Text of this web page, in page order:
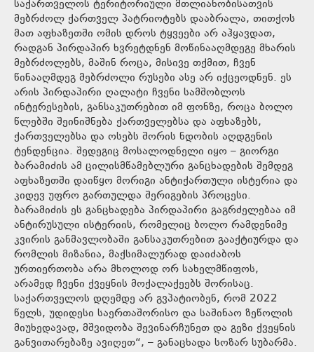
საქართველოს ტერიტორიული მთლიანობისათვის
მებრძოლ ქართველ პატრიოტებს დააბრალა, თითქოს
მათ აფხაზეთში ომის დროს ტყვეები არ აჰყავდათ,
რადგან პირდაპირ ხვრეტდნენ მოწინააღმდეგე მხარის
მებრძოლებს, მაშინ როცა, მისივე თქმით, ჩვენ
წინააღმდეგ მებრძოლი რუსები ასე არ იქცეოდნენ. ეს
არის პირდაპირი ღალატი ჩვენი სამშობლოს
ინტერესების, განსაკუთრებით იმ ფონზე, როცა ბოლო
წლებში შეინიშნება ქართველებსა და აფხაზებს,
ქართველებსა და ოსებს შორის ნდობის აღდგენის
ტენდენცია. შედეგიც მოსალოდნელი იყო – გიორგი
ბარამიძის ამ ცილისმწამებლური განცხადების შემდეგ
აფხაზეთში დაიწყო მორიგი ანტიქართული ისტერია და
კიდევ უფრო გართულდა შერიგების პროცესი.
ბარამიძის ეს განცხადება პირდაპირი გაგრძელებაა იმ
ანტირუსული ისტერიის, რომელიც ბოლო რამდენიმე
კვირის განმავლობაში განსაკუთრებით გააქტიურდა და
რომლის მიზანია, მაქსიმალურად დაიძაბოს
ურთიერთობა არა მხოლოდ ორ სახელმწიფოს,
არამედ ჩვენი ქვეყნის მოქალაქეებს შორისაც.
საქართველოს დღემდე არ გვპატიობენ, რომ 2022
წელს, უდიდესი საერთაშორისო და საშინაო ზეწოლის
მიუხედავად, მშვიდობა შევინარჩუნეთ და გეზი ქვეყნის
განვითარებაზე ავიღეთ“, – განაცხადა სოზარ სუბარმა.